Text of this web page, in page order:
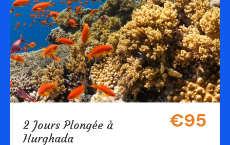
2 Jours Plongée à
Hurghada
€95